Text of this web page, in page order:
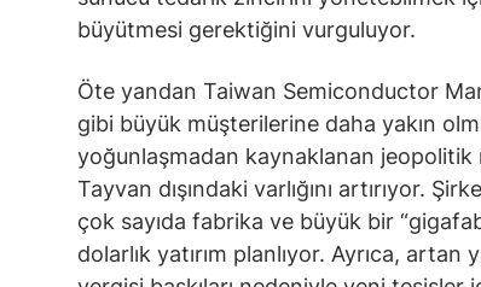
büyütmesi gerektiğini vurguluyor.
Öte yandan Taiwan Semiconductor
gibi büyük müşterilerine daha yakın
yoğunlaşmadan kaynaklanan jeopolitik
Tayvan dışındaki varlığını artırıyor.
çok sayıda fabrika ve büyük bir
dolarlık yatırım planlıyor. Ayrıca,